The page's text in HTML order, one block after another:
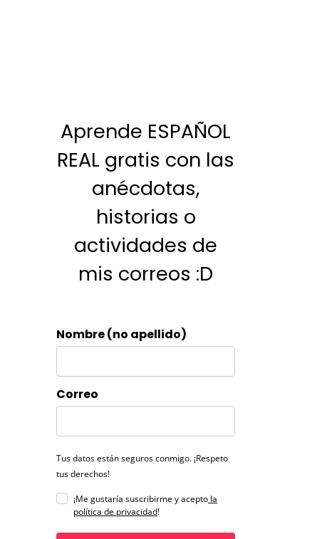
Aprende ESPAÑOL
REAL gratis con las
anécdotas,
historias o
actividades de
mis correos :D
Nombre (no apellido)
Correo
Tus datos están seguros conmigo. ¡Respeto
tus derechos!
¡Me gustaría suscribirme y acepto la
política de privacidad!